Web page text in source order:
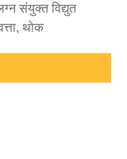
संयुक्त विद्युत
थोक